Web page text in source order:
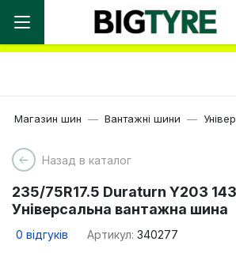
Ми працюємо! Великий вибір
доставка по
Магазин шин Вантажні шини
Назад в каталог
235/75R17.5 Duraturn Y203
Універсальна вантажна шина
0 відгуків Артикул: 340277